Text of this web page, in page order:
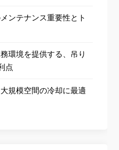
ンテナンス重要性とト
環境を提供する、吊り
点
規模空間の冷却に最適